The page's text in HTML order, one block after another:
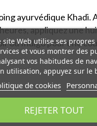
ayurvédique
appliquez une
ou Indigo pour une
site Web utilise ses
et vous montrer des
vos habitudes de
utilisation, appuyez sur le
de cookies
REJETER TOUT